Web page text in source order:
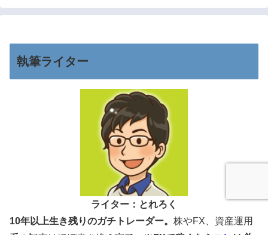
執筆ライター
ライター：とれろく
10年以上生き残りのガチトレーダー。 株やFX、資産運用